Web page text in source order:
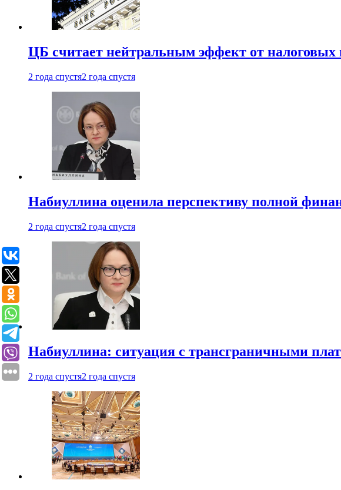
ЦБ считает нейтральным эффект от
2 года спустя2 года спустя
Набиуллина оценила перспективу полной
2 года спустя2 года спустя
Набиуллина: ситуация с трансграничными
2 года спустя2 года спустя